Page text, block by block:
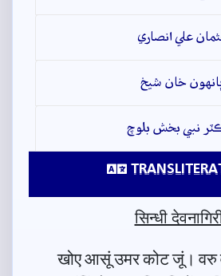
علي انصاري
خان شيخ
نبي بخش بلوچ
सिन्धी
खोए आसूं उमर कोट जूं। वरु